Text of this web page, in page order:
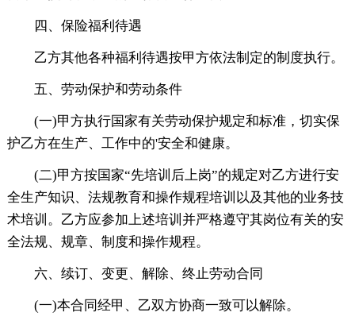
四、保险福利待遇
乙方其他各种福利待遇按甲方依法制定的制度执行。
五、劳动保护和劳动条件
(一)甲方执行国家有关劳动保护规定和标准，切实保
护乙方在生产、工作中的'安全和健康。
(二)甲方按国家“先培训后上岗”的规定对乙方进行安
全生产知识、法规教育和操作规程培训以及其他的业务技
术培训。乙方应参加上述培训并严格遵守其岗位有关的安
全法规、规章、制度和操作规程。
六、续订、变更、解除、终止劳动合同
(一)本合同经甲、乙双方协商一致可以解除。